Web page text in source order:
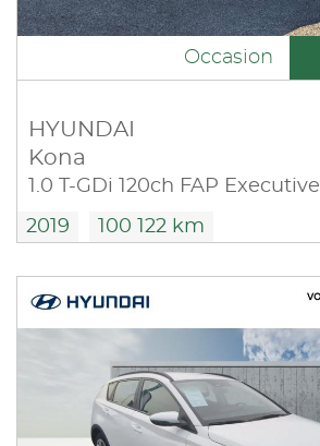
Occasion
HYUNDAI
Kona
1.0 T-GDi 120ch FAP Executive
2019 100 122 km